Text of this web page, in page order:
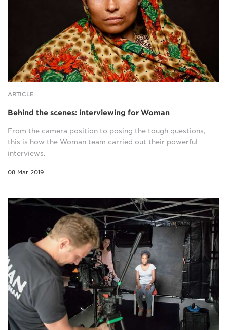
ARTICLE
Behind the scenes: interviewing for Woman
From the camera position to posing the tough questions,
this is how the Woman team carried out their powerful
interviews.
08 Mar 2019